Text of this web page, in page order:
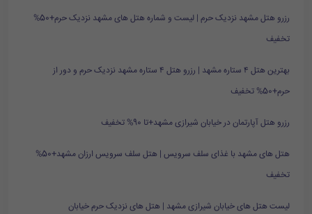
رزرو هتل مشهد نزدیک حرم | لیست و شماره هتل های مشهد نزدیک حرم+50%
تخفیف
بهترین هتل ۴ ستاره مشهد | رزرو هتل ۴ ستاره مشهد نزدیک حرم و دور از
حرم+50% تخفیف
رزرو هتل آپارتمان در خیابان شیرازی مشهد+تا 90% تخفیف
هتل های مشهد با غذای سلف سرویس | هتل سلف سرویس ارزان مشهد+50%
تخفیف
لیست هتل های خیابان شیرازی مشهد | هتل های نزدیک حرم خیابان